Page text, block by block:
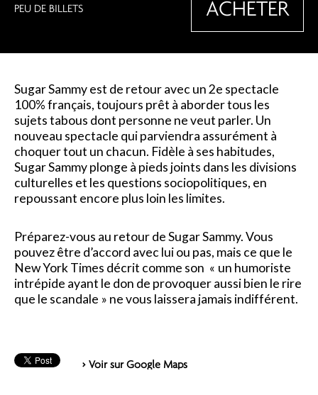
PEU DE BILLETS ACHETER
Sugar Sammy est de retour avec un 2e spectacle
100% français, toujours prêt à aborder tous les
sujets tabous dont personne ne veut parler. Un
nouveau spectacle qui parviendra assurément à
choquer tout un chacun. Fidèle à ses habitudes,
Sugar Sammy plonge à pieds joints dans les divisions
culturelles et les questions sociopolitiques, en
repoussant encore plus loin les limites.
Préparez-vous au retour de Sugar Sammy. Vous
pouvez être d’accord avec lui ou pas, mais ce que le
New York Times décrit comme son « un humoriste
intrépide ayant le don de provoquer aussi bien le rire
que le scandale » ne vous laissera jamais indifférent.
> Voir sur Google Maps